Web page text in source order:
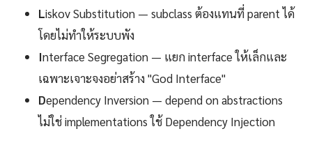
Liskov Substitution — subclass ต้องแทนที่ parent ได้
โดยไม่ทำให้ระบบพัง
Interface Segregation — แยก interface ให้เล็กและ
เฉพาะเจาะจงอย่าสร้าง "God Interface"
Dependency Inversion — depend on abstractions
ไม่ใช่ implementations ใช้ Dependency Injection